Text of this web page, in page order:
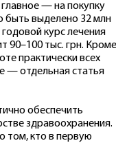
— на покупку
быть выделено 32 млн
курс лечения
90–100 тыс. грн. Кроме
практически всех
— отдельная статья
обеспечить
здравоохранения.
том, кто в первую